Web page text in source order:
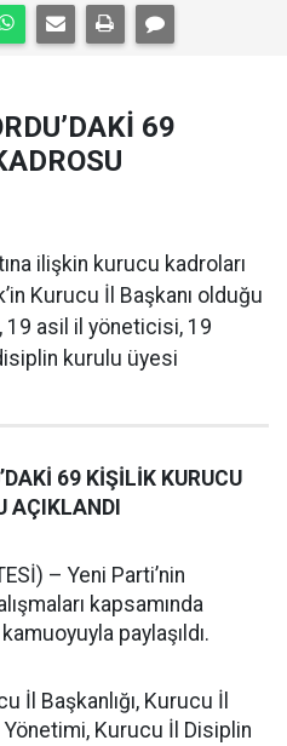
69
ilişkin kurucu kadroları
Kurucu İl Başkanı olduğu
19 asil il yöneticisi, 19
kurulu üyesi
69 KİŞİLİK KURUCU
AÇIKLANDI
– Yeni Parti’nin
kapsamında
paylaşıldı.
İl Başkanlığı, Kurucu İl
Kurucu İl Disiplin